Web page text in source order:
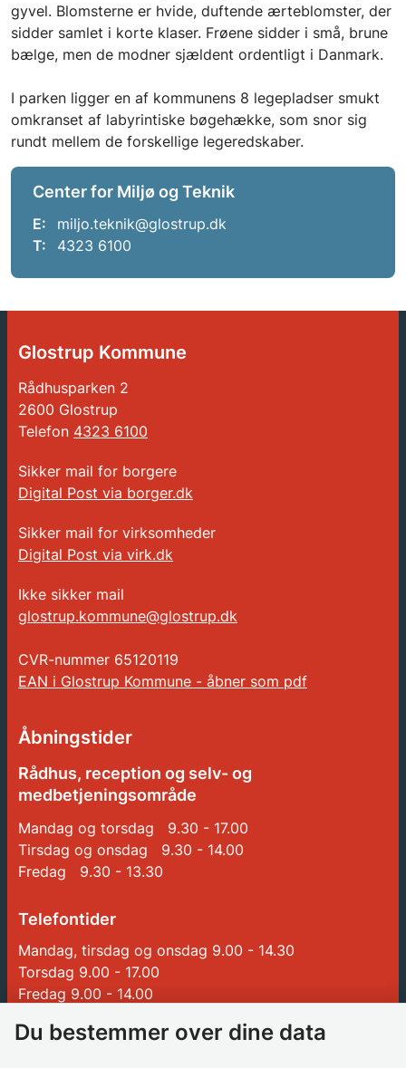
gyvel. Blomsterne er hvide, duftende ærteblomster, der
sidder samlet i korte klaser. Frøene sidder i små, brune
bælge, men de modner sjældent ordentligt i Danmark.
I parken ligger en af kommunens 8 legepladser smukt
omkranset af labyrintiske bøgehække, som snor sig
rundt mellem de forskellige legeredskaber.
Center for Miljø og Teknik
E:
miljo.teknik@glostrup.dk
T:
4323 6100
Glostrup Kommune
Rådhusparken 2
2600 Glostrup
Telefon 4323 6100
Sikker mail for borgere
Digital Post via borger.dk
Sikker mail for virksomheder
Digital Post via virk.dk
Ikke sikker mail
glostrup.kommune@glostrup.dk
CVR-nummer 65120119
EAN i Glostrup Kommune - åbner som pdf
Åbningstider
Rådhus, reception og selv- og
medbetjeningsområde
Mandag og torsdag 9.30 - 17.00
Tirsdag og onsdag 9.30 - 14.00
Fredag 9.30 - 13.30
Telefontider
Mandag, tirsdag og onsdag 9.00 - 14.30
Torsdag 9.00 - 17.00
Fredag 9.00 - 14.00
Du bestemmer over dine data